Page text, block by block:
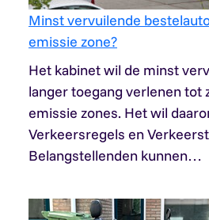
Minst vervuilende
emissie zone?
Het kabinet wil de minst
langer toegang verlenen tot
emissie zones. Het wil
Verkeersregels en
Belangstellenden kunnen…